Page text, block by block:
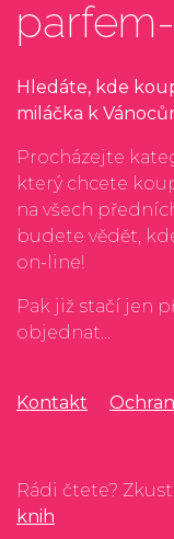
Hledáte, kde
miláčka k
Procházejte
který chcete
na všech
budete vědět,
on-line!
Pak již stačí jen
objednat...
Kontakt
Rádi čtete?
knih